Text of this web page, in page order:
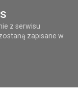
z serwisu
zapisane w